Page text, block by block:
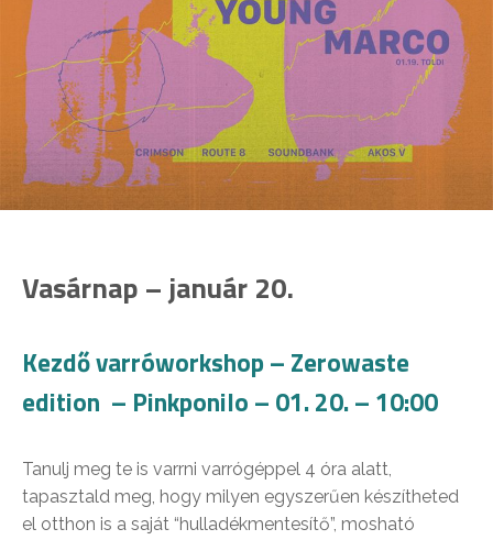
Vasárnap – január 20.
Kezdő varróworkshop – Zerowaste
edition – Pinkponilo – 01. 20. – 10:00
Tanulj meg te is varrni varrógéppel 4 óra alatt,
tapasztald meg, hogy milyen egyszerűen készítheted
el otthon is a saját “hulladékmentesítő”, mosható